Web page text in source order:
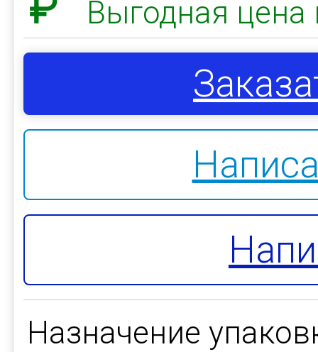
Выгодная
Назначение